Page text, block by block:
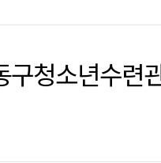
청소년수련